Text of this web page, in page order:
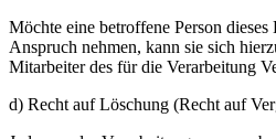
Möchte eine betroffene Person
Anspruch nehmen, kann sie sich
Mitarbeiter des für die Verarbeitung
d) Recht auf Löschung (Recht auf